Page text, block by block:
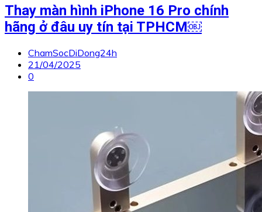
Thay màn hình iPhone 16 Pro chính
hãng ở đâu uy tín tại TPHCM￼
ChamSocDiDong24h
21/04/2025
0